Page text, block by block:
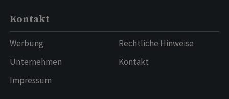
Kontakt
Werbung
Unternehmen
Impressum
Rechtliche Hinweise
Kontakt